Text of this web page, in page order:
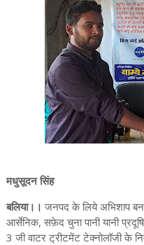
मधुसूदन सिंह
बलिया।। जनपद के लिये अभिशाप
आर्सेनिक, सफ़ेद चुना पानी यानी
3 जी वाटर ट्रीटमेंट टेक्नोलॉजी के